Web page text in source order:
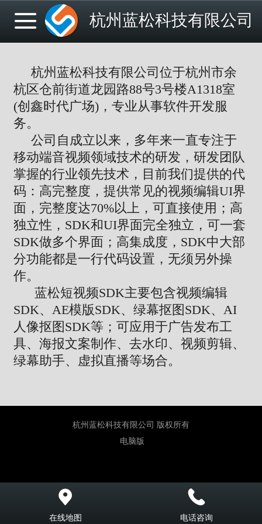
杭州蓝松科技有限公司
杭州蓝松科技有限公司位于杭州市余
杭区仓前街道龙园路88号3号楼A1318室
(创鑫时代广场)，专业从事软件开发服
务。
公司自成立以来，多年来一直专注于
移动端音视频领域技术的研发，研发团队
掌握的行业领先技术，目前我们提供的代
码：高完整度，提供常见的视频编辑UI界
面，完整度达70%以上，可直接使用；高
独立性，SDK和UI界面完全独立，可一套
SDK做多个界面；高集成度，SDK中大部
分功能都是一行代码设置，无须另外操
作。
蓝松短视频SDK主要包含视频编辑
SDK、AE模版SDK、绿幕抠图SDK、AI
人像抠图SDK等；可应用于广告发布工
具、海报文案制作、去水印、视频剪辑、
绿幕助手、虚拟直播等场合。
杭州蓝松科技有限公司 版权所有
电脑版
在线地图 电话咨询